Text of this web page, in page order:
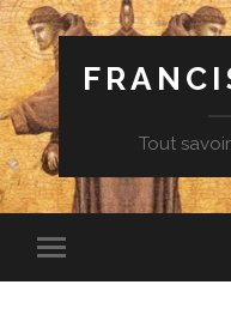
Tout